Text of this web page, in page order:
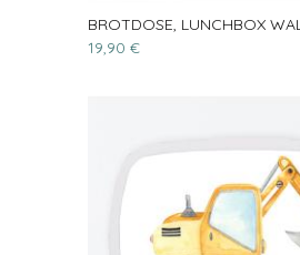
BROTDOSE, LUNCHBOX
19,90 €